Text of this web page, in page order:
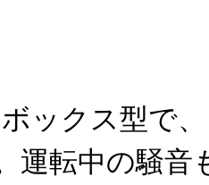
ックス型で
運転中の騒音